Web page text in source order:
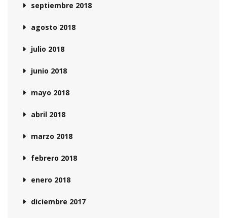
septiembre 2018
agosto 2018
julio 2018
junio 2018
mayo 2018
abril 2018
marzo 2018
febrero 2018
enero 2018
diciembre 2017